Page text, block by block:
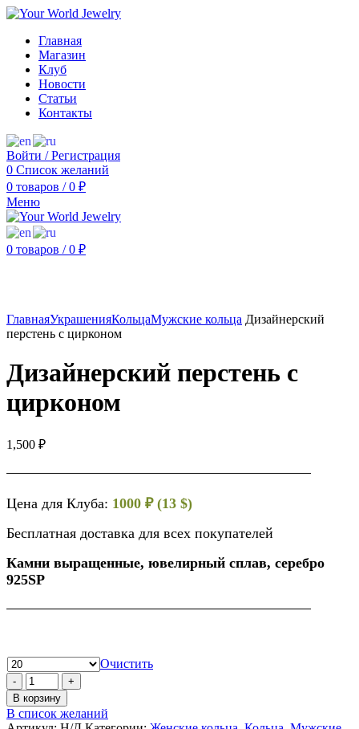
Главная
Магазин
Клуб
Новости
Статьи
Контакты
Войти / Регистрация
0 Список желаний
0 товаров / 0 ₽
Меню
0 товаров / 0 ₽
ГлавнаяУкрашенияКольцаМужские кольца Дизайнерский
перстень с цирконом
Дизайнерский перстень с
цирконом
1,500 ₽
Цена для Клуба: 1000 ₽ (13 $)
Бесплатная доставка для всех покупателей
Камни выращенные, ювелирный сплав, серебро
925SP
Очистить
В корзину
В список желаний